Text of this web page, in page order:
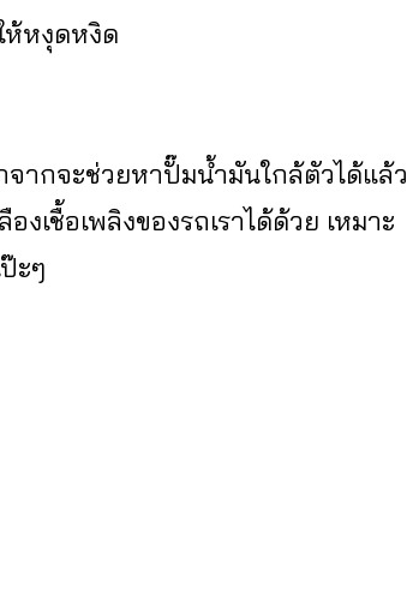
ห้หงุดหงิด
ากจะช่วยหาปั๊มน้ำมันใกล้ตัวได้แล้ว
เชื้อเพลิงของรถเราได้ด้วย เหมาะ
ะๆ